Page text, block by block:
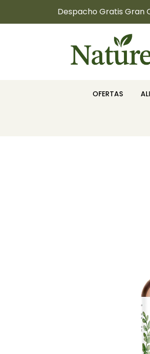
Despacho Gratis Gran
OFERTAS